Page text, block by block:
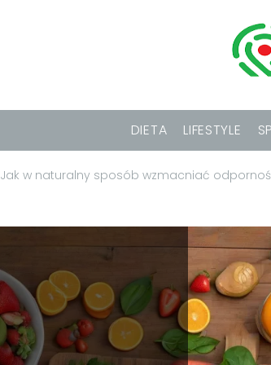
DIETA LIFESTYLE
Jak w naturalny sposób wzmacniać